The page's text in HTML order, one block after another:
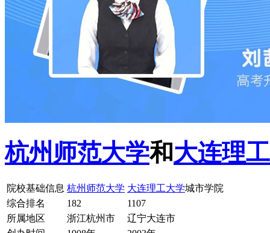
杭州师范大学和大连理
院校基础信息 杭州师范大学 大连理工大学城市学院
综合排名
182
1107
所属地区
浙江杭州市
辽宁大连市